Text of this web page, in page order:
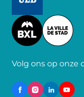
Image
Volg ons op onze